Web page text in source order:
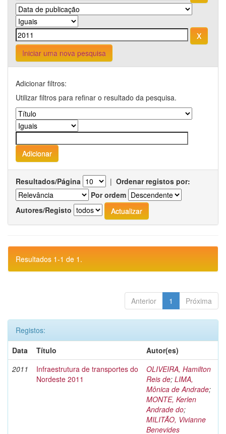
Iniciar uma nova pesquisa
Adicionar filtros:
Utilizar filtros para refinar o resultado da pesquisa.
Resultados/Página | Ordenar registos por:
Por ordem
Autores/Registo
Resultados 1-1 de 1.
Anterior 1 Próxima
Registos:
Data
Título
Autor(es)
2011
Infraestrutura de transportes do
Nordeste 2011
OLIVEIRA, Hamilton
Reis de; LIMA,
Mônica de Andrade;
MONTE, Kerlen
Andrade do;
MILITÃO, Vivianne
Benevides